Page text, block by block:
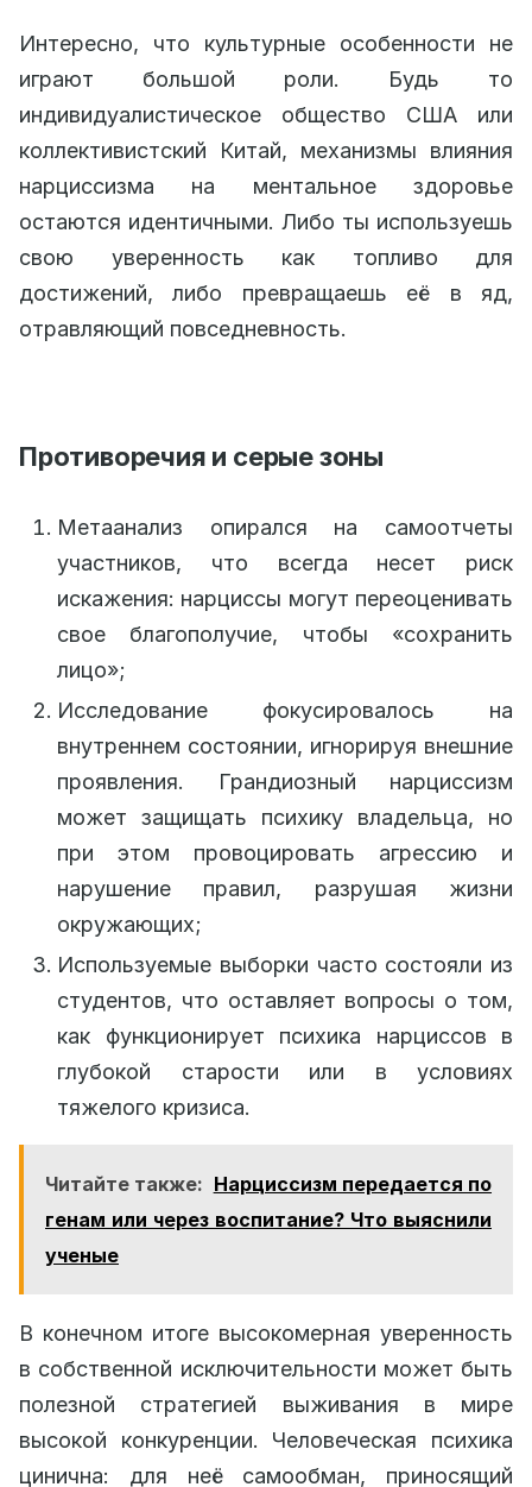
Интересно, что культурные особенности не
играют большой роли. Будь то
индивидуалистическое общество США или
коллективистский Китай, механизмы влияния
нарциссизма на ментальное здоровье
остаются идентичными. Либо ты используешь
свою уверенность как топливо для
достижений, либо превращаешь её в яд,
отравляющий повседневность.
Противоречия и серые зоны
Метаанализ опирался на самоотчеты
участников, что всегда несет риск
искажения: нарциссы могут переоценивать
свое благополучие, чтобы «сохранить
лицо»;
Исследование фокусировалось на
внутреннем состоянии, игнорируя внешние
проявления. Грандиозный нарциссизм
может защищать психику владельца, но
при этом провоцировать агрессию и
нарушение правил, разрушая жизни
окружающих;
Используемые выборки часто состояли из
студентов, что оставляет вопросы о том,
как функционирует психика нарциссов в
глубокой старости или в условиях
тяжелого кризиса.
Читайте также: Нарциссизм передается по
генам или через воспитание? Что выяснили
ученые
В конечном итоге высокомерная уверенность
в собственной исключительности может быть
полезной стратегией выживания в мире
высокой конкуренции. Человеческая психика
цинична: для неё самообман, приносящий